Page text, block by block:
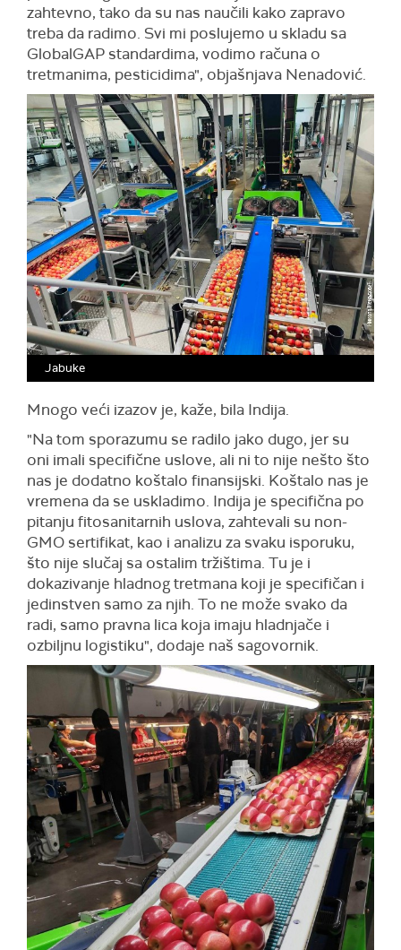
zahtevno, tako da su nas naučili kako zapravo
treba da radimo. Svi mi poslujemo u skladu sa
GlobalGAP standardima, vodimo računa o
tretmanima, pesticidima", objašnjava Nenadović.
Jabuke
Mnogo veći izazov je, kaže, bila Indija.
"Na tom sporazumu se radilo jako dugo, jer su
oni imali specifične uslove, ali ni to nije nešto što
nas je dodatno koštalo finansijski. Koštalo nas je
vremena da se uskladimo. Indija je specifična po
pitanju fitosanitarnih uslova, zahtevali su non-
GMO sertifikat, kao i analizu za svaku isporuku,
što nije slučaj sa ostalim tržištima. Tu je i
dokazivanje hladnog tretmana koji je specifičan i
jedinstven samo za njih. To ne može svako da
radi, samo pravna lica koja imaju hladnjače i
ozbiljnu logistiku", dodaje naš sagovornik.